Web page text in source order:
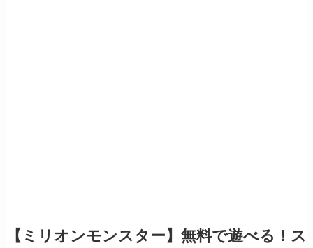
【ミリオンモンスター】無料で遊べる！ス